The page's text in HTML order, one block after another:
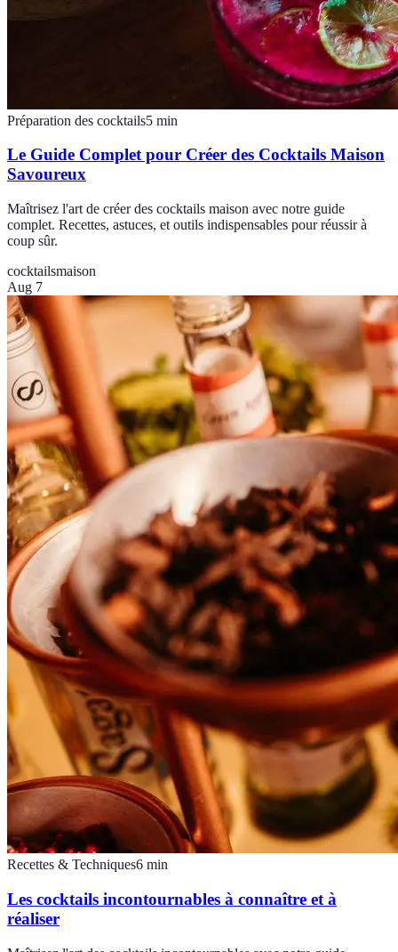
Préparation des cocktails5 min
Le Guide Complet pour Créer des Cocktails Maison
Savoureux
Maîtrisez l'art de créer des cocktails maison avec notre guide
complet. Recettes, astuces, et outils indispensables pour réussir à
coup sûr.
cocktailsmaison
Aug 7
Recettes & Techniques6 min
Les cocktails incontournables à connaître et à
réaliser